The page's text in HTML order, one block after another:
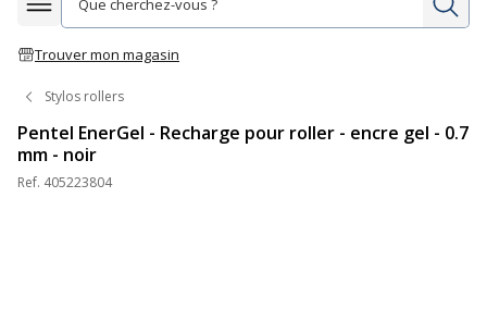
Afficher la navigation
Trouver mon magasin
Stylos rollers
Pentel EnerGel - Recharge pour roller - encre gel - 0.7
mm - noir
Ref. 405223804